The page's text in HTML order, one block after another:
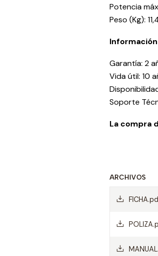
Potencia
Peso (Kg):
Garantía: 2
Vida útil: 10
Soporte
La compra
ARCHIVOS